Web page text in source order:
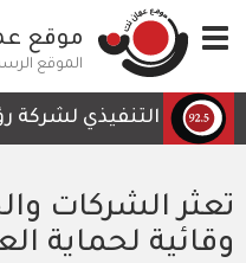
إلى
المحتوى
الرئيسي
Toggle
navigation
موقع
الموقع
التنفيذي لشركة
تعثر الشركات
وقائية لحماية